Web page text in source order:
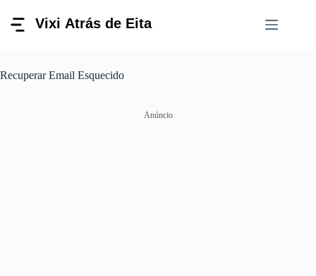
para
Recuperar Email Esquecido
Anúncio